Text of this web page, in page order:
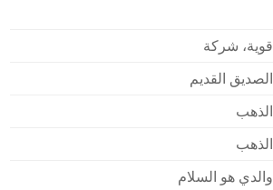
قوية، شركة
الصديق القديم
الذهب
الذهب
والدي هو السلام